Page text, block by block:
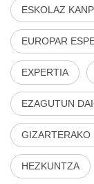
ESKOLAZ
EUROPAR
EXPERTIA
EZAGUTUN
GIZARTERAKO
HEZKUNTZA